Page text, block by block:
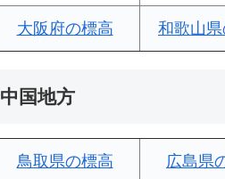
大阪府の標高 和歌山
中国地方
鳥取県の標高 広島県